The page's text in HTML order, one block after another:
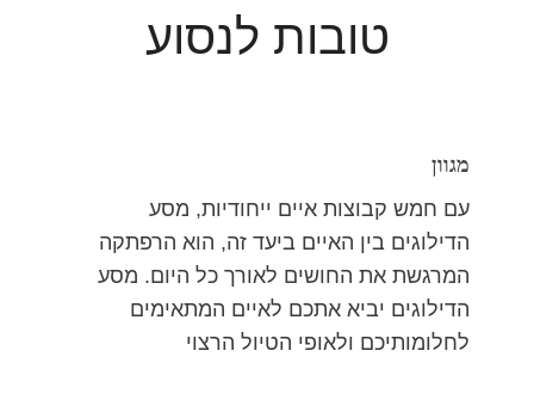
טובות לנסוע
מגוון
עם חמש קבוצות איים ייחודיות, מסע
הדילוגים בין האיים ביעד זה, הוא הרפתקה
המרגשת את החושים לאורך כל היום. מסע
הדילוגים יביא אתכם לאיים המתאימים
לחלומותיכם ולאופי הטיול הרצוי